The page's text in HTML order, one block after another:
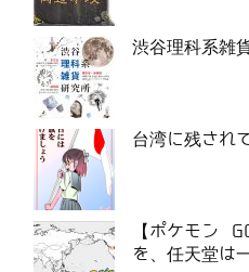
渋谷理科系雑
台湾に残され
【ポケモン
を、任天堂は